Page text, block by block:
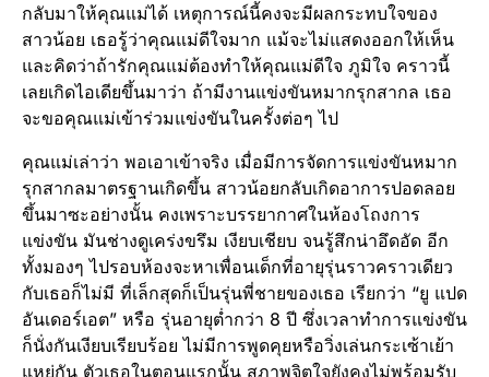
กลับมาให้คุณแม่ได้ เหตุการณ์นี้คงจะมีผลกระทบใจของ
สาวน้อย เธอรู้ว่าคุณแม่ดีใจมาก แม้จะไม่แสดงออกให้เห็น
และคิดว่าถ้ารักคุณแม่ต้องทำให้คุณแม่ดีใจ ภูมิใจ คราวนี้
เลยเกิดไอเดียขึ้นมาว่า ถ้ามีงานแข่งขันหมากรุกสากล เธอ
จะขอคุณแม่เข้าร่วมแข่งขันในครั้งต่อๆ ไป
คุณแม่เล่าว่า พอเอาเข้าจริง เมื่อมีการจัดการแข่งขันหมาก
รุกสากลมาตรฐานเกิดขึ้น สาวน้อยกลับเกิดอาการปอดลอย
ขึ้นมาซะอย่างนั้น คงเพราะบรรยากาศในห้องโถงการ
แข่งขัน มันช่างดูเคร่งขรึม เงียบเชียบ จนรู้สึกน่าอึดอัด อีก
ทั้งมองๆ ไปรอบห้องจะหาเพื่อนเด็กที่อายุรุ่นราวคราวเดียว
กับเธอก็ไม่มี ที่เล็กสุดก็เป็นรุ่นพี่ชายของเธอ เรียกว่า “ยู แปด
อันเดอร์เอต” หรือ รุ่นอายุต่ำกว่า 8 ปี ซึ่งเวลาทำการแข่งขัน
ก็นั่งกันเงียบเรียบร้อย ไม่มีการพูดคุยหรือวิ่งเล่นกระเซ้าเย้า
แหย่กัน ตัวเธอในตอนแรกนั้น สภาพจิตใจยังคงไม่พร้อมรับ